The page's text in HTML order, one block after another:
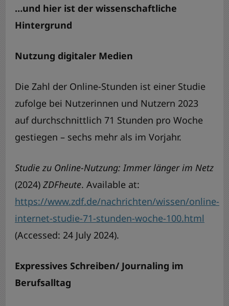
…und hier ist der wissenschaftliche
Hintergrund
Nutzung digitaler Medien
Die Zahl der Online-Stunden ist einer Studie
zufolge bei Nutzerinnen und Nutzern 2023
auf durchschnittlich 71 Stunden pro Woche
gestiegen – sechs mehr als im Vorjahr.
Studie zu Online-Nutzung: Immer länger im Netz
(2024) ZDFheute. Available at:
https://www.zdf.de/nachrichten/wissen/online-
internet-studie-71-stunden-woche-100.html
(Accessed: 24 July 2024).
Expressives Schreiben/ Journaling im
Berufsalltag